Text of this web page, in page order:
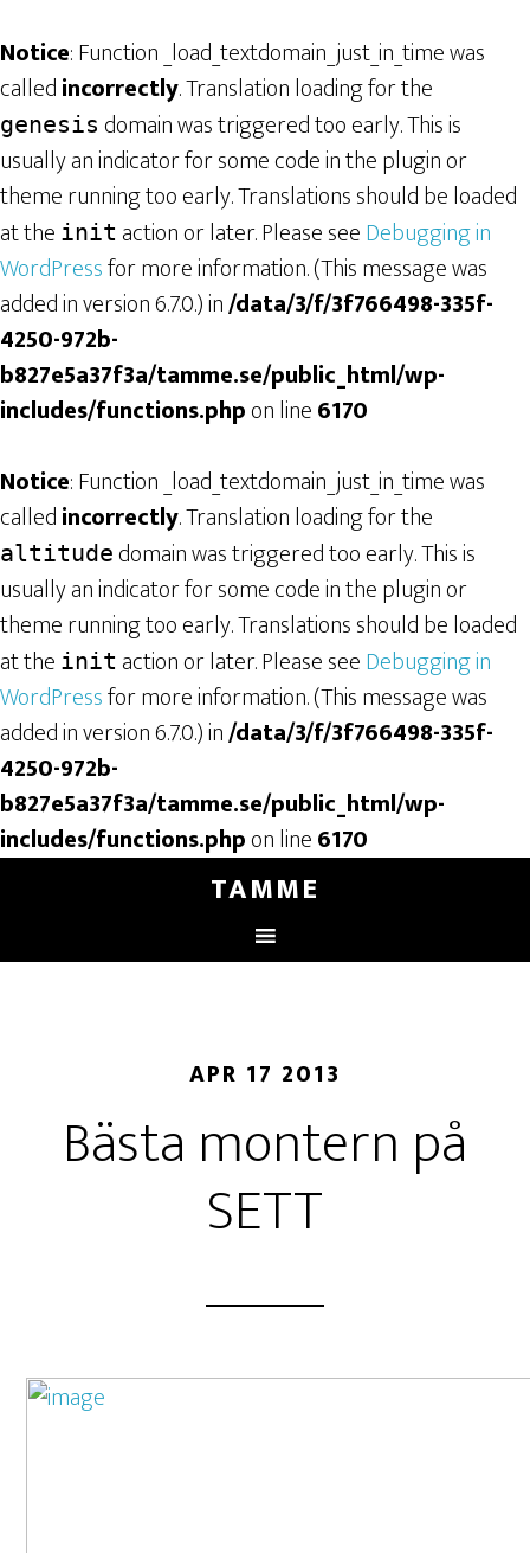
Notice: Function _load_textdomain_just_in_time was
calledincorrectly. Translation loading for the
genesis domain was triggered too early. This is
usually an indicator for some code in the plugin or
theme running too early. Translations should be loaded
at the init action or later. Please seeDebugging in
WordPressfor more information. (This message was
added in version 6.7.0.) in/data/3/f/3f766498-335f-
4250-972b-
b827e5a37f3a/tamme.se/public_html/wp-
includes/functions.phpon line6170
Notice: Function _load_textdomain_just_in_time was
calledincorrectly. Translation loading for the
altitude domain was triggered too early. This is
usually an indicator for some code in the plugin or
theme running too early. Translations should be loaded
at the init action or later. Please seeDebugging in
WordPressfor more information. (This message was
added in version 6.7.0.) in/data/3/f/3f766498-335f-
4250-972b-
b827e5a37f3a/tamme.se/public_html/wp-
includes/functions.phpon line6170
TAMME
APR 17 2013
Bästa montern på
SETT